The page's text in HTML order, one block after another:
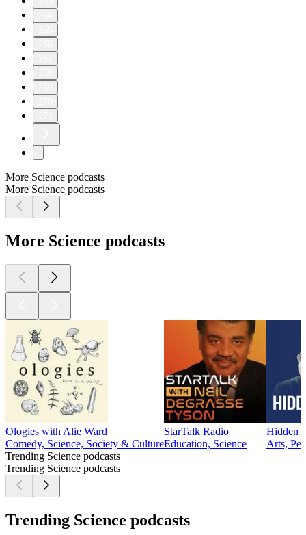
More Science podcasts
More Science podcasts
More Science podcasts
Ologies with Alie Ward
Comedy, Science, Society & Culture
StarTalk Radio
Education, Science
Hidden
Arts,
Trending Science podcasts
Trending Science podcasts
Trending Science podcasts